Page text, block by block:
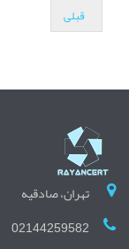
قبلی
تهران، صادقیه
02144259582